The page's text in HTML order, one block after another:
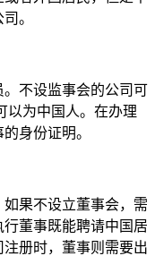
。
不设监事会的公司可
以为中国人。在办理
身份证明。
果不设立董事会，需
董事既能聘请中国居
册时，董事则需要出